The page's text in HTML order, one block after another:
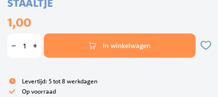
begin
van
afbeeldingen-
gallerij
STAALTJE
1,00
In winkelwagen
Levertijd: 5 tot 8 werkdagen
Op voorraad